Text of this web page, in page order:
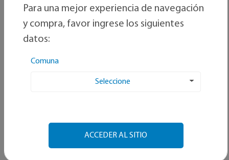
Ordenar por:
Alfabetico
Para una mejor experiencia de navegación
y compra, favor ingrese los siguientes
datos:
Comuna
Seleccione
ACCEDER AL SITIO